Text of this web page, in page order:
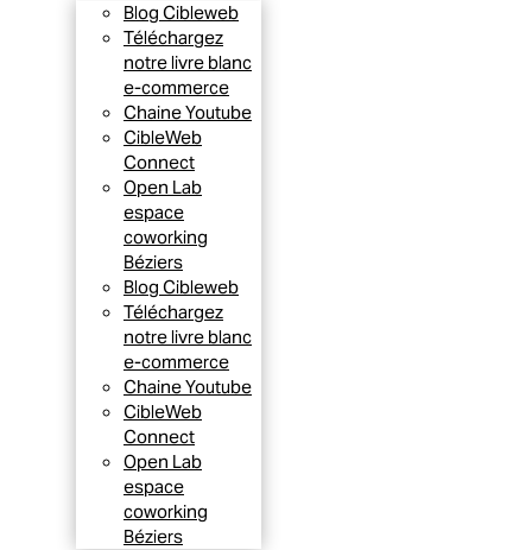
Blog Cibleweb
Téléchargez
notre livre blanc
e-commerce
Chaine Youtube
CibleWeb
Connect
Open Lab
espace
coworking
Béziers
Blog Cibleweb
Téléchargez
notre livre blanc
e-commerce
Chaine Youtube
CibleWeb
Connect
Open Lab
espace
coworking
Béziers